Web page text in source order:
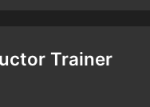
Trainer